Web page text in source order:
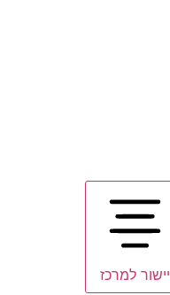
יישור למרכז